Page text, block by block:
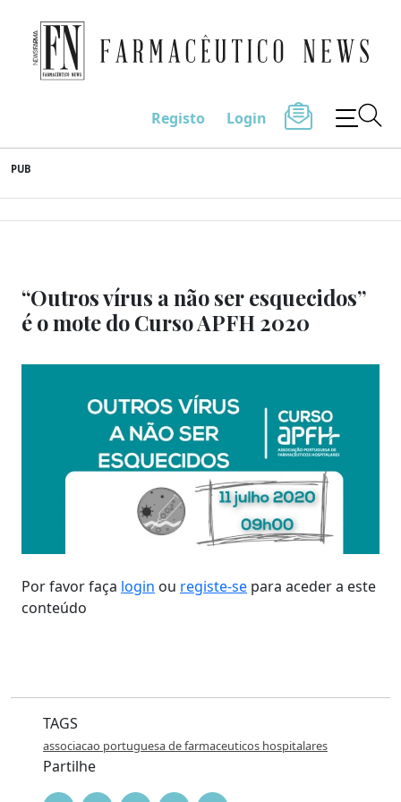
to
content
Farmacêutico News
Registo Login
PUB
“Outros vírus a não ser esquecidos”
é o mote do Curso APFH 2020
Por favor faça login ou registe-se para aceder a este
conteúdo
TAGS
associacao portuguesa de farmaceuticos hospitalares
Partilhe